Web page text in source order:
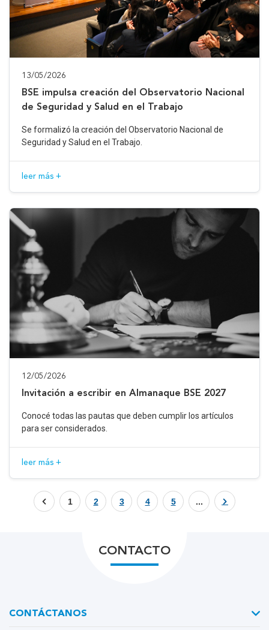
13/05/2026
BSE impulsa creación del Observatorio Nacional
de Seguridad y Salud en el Trabajo
Se formalizó la creación del Observatorio Nacional de
Seguridad y Salud en el Trabajo.
leer más +
12/05/2026
Invitación a escribir en Almanaque BSE 2027
Conocé todas las pautas que deben cumplir los artículos
para ser considerados.
leer más +
1 2 3 4 5 ...
CONTACTO
CONTÁCTANOS